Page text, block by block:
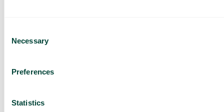
Selection
Necessary
Preferences
Statistics
Har du frågor? Vi har svaren
Hur vet jag om jag har Telavox Mobile eller